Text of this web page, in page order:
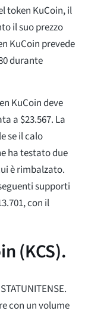
token KuCoin, il
il suo prezzo
KuCoin prevede
durante
KuCoin deve
a $23.567. La
se il calo
ha testato due
è rimbalzato.
supporti
con il
(KCS).
con un volume